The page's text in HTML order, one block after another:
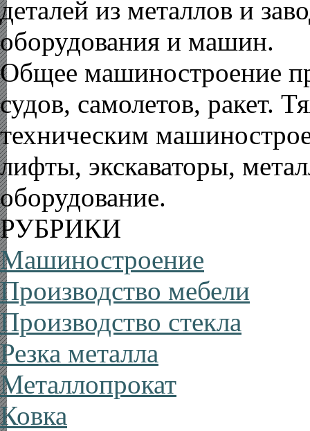
деталей из металлов и
оборудования и машин.
Общее машиностроение
судов, самолетов, ракет.
техническим
лифты, экскаваторы,
оборудование.
РУБРИКИ
Машиностроение
Производство мебели
Производство стекла
Резка металла
Металлопрокат
Ковка